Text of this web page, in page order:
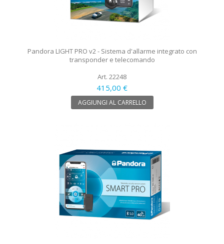
Pandora LIGHT PRO v2 - Sistema d'allarme integrato con
transponder e telecomando
Art. 22248
415,00 €
AGGIUNGI AL CARRELLO